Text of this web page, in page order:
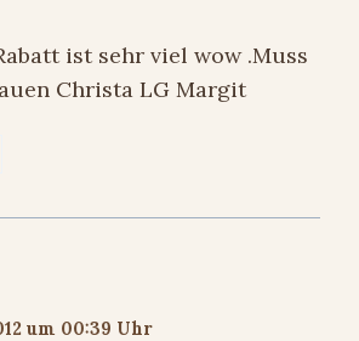
ist sehr viel wow .Muss
Christa LG Margit
um 00:39 Uhr